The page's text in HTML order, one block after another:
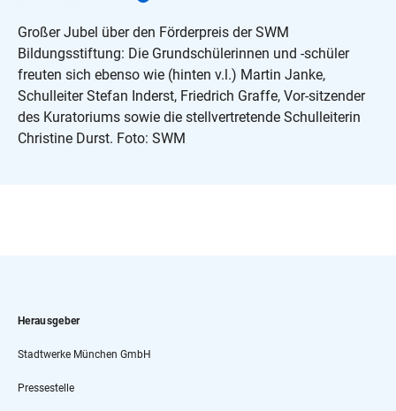
Großer Jubel über den Förderpreis der SWM
Bildungsstiftung: Die Grundschülerinnen und -schüler
freuten sich ebenso wie (hinten v.l.) Martin Janke,
Schulleiter Stefan Inderst, Friedrich Graffe, Vor-sitzender
des Kuratoriums sowie die stellvertretende Schulleiterin
Christine Durst. Foto: SWM
Herausgeber
Stadtwerke München GmbH
Pressestelle